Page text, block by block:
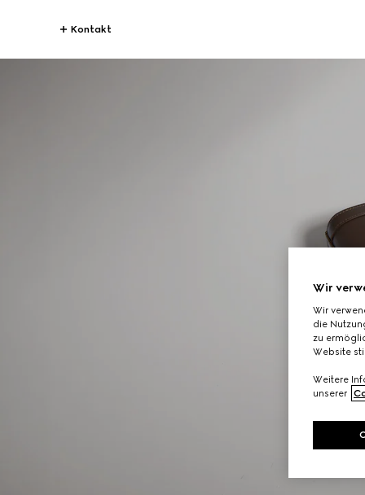
Kontakt
Wir
Wir
die
zu
Website
Weitere
unserer